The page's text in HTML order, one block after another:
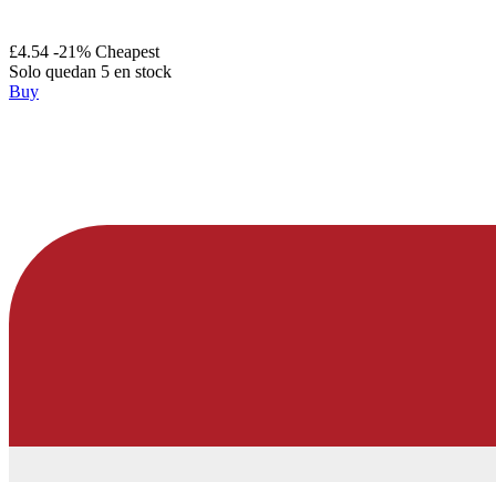
£4.54 -21% Cheapest
Solo quedan 5 en stock
Buy